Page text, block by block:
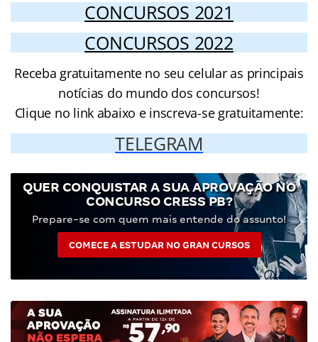
CONCURSOS 2021
CONCURSOS 2022
Receba gratuitamente no seu celular as principais
notícias do mundo dos concursos!
Clique no link abaixo e inscreva-se gratuitamente:
TELEGRAM
QUER CONQUISTAR A SUA APROVAÇÃO NO
CONCURSO CRESS PB?
Prepare-se com quem mais entende do assunto!
COMECE A ESTUDAR NO GRAN CURSOS